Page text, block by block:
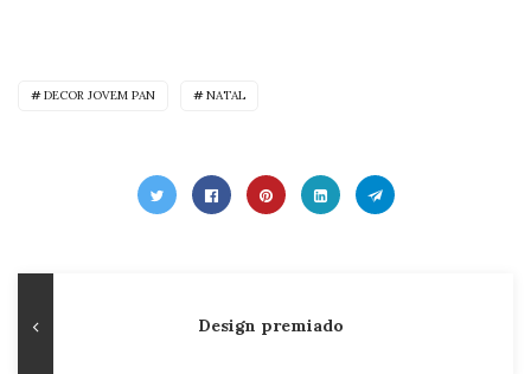
DECOR JOVEM PAN NATAL
de
Publicação
Design premiado